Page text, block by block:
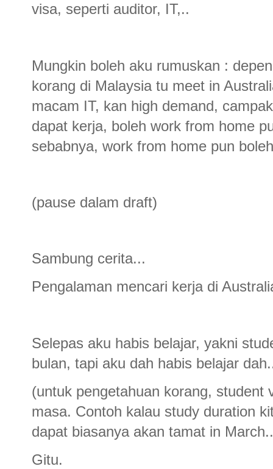
visa, seperti auditor, IT,..
Mungkin boleh aku rumuskan :
korang di Malaysia tu meet in
macam IT, kan high demand,
dapat kerja, boleh work from home
sebabnya, work from home pun
(pause dalam draft)
Sambung cerita...
Pengalaman mencari kerja di
Selepas aku habis belajar, yakni
bulan, tapi aku dah habis belajar
(untuk pengetahuan korang, student
masa. Contoh kalau study duration
dapat biasanya akan tamat in
Gitu.